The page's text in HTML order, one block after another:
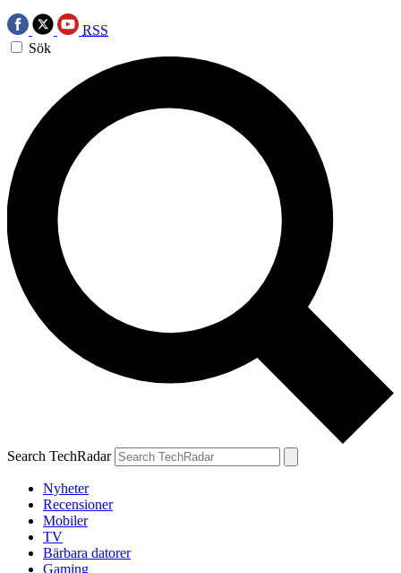
RSS
Sök
Search TechRadar
Nyheter
Recensioner
Mobiler
TV
Bärbara datorer
Gaming